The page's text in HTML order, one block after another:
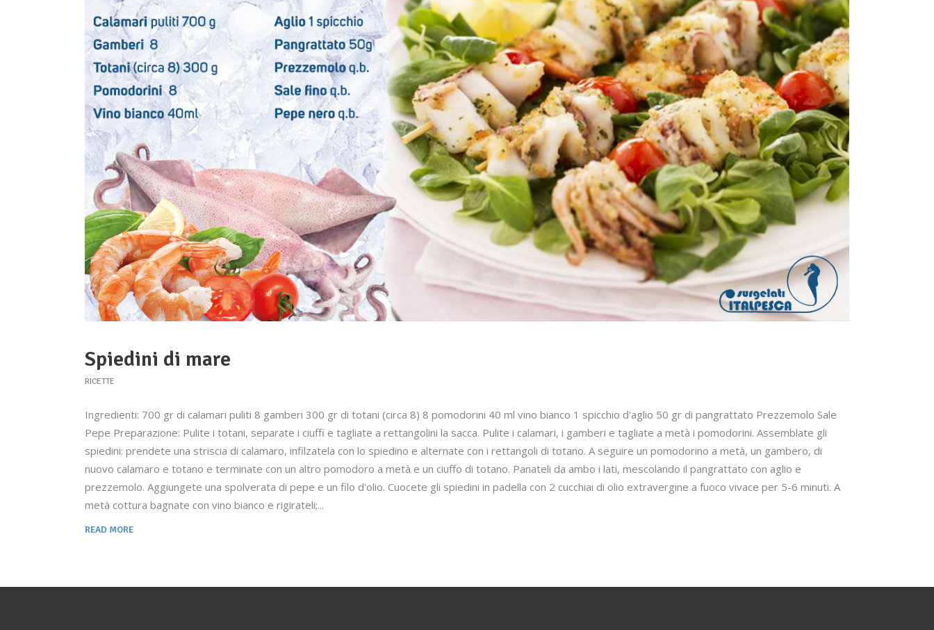
Spiedini di mare
RICETTE
Ingredienti: 700 gr di calamari puliti 8 gamberi 300 gr di totani (circa 8) 8 pomodorini 40 ml vino bianco 1 spicchio d'aglio 50 gr di pangrattato Prezzemolo Sale
Pepe Preparazione: Pulite i totani, separate i ciuffi e tagliate a rettangolini la sacca. Pulite i calamari, i gamberi e tagliate a metà i pomodorini. Assemblate gli
spiedini: prendete una striscia di calamaro, infilzatela con lo spiedino e alternate con i rettangoli di totano. A seguire un pomodorino a metà, un gambero, di
nuovo calamaro e totano e terminate con un altro pomodoro a metà e un ciuffo di totano. Panateli da ambo i lati, mescolando il pangrattato con aglio e
prezzemolo. Aggiungete una spolverata di pepe e un filo d'olio. Cuocete gli spiedini in padella con 2 cucchiai di olio extravergine a fuoco vivace per 5-6 minuti. A
metà cottura bagnate con vino bianco e rigirateli;
READ MORE